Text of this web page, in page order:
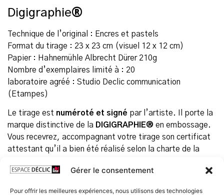
Gérer le consentement
Pour offrir les meilleures expériences, nous utilisons des technologies
Digigraphie®
Technique de l’original : Encres et pastels
Format du tirage : 23 x 23 cm (visuel 12 x 12 cm)
Papier : Hahnemühle Albrecht Dürer 210g
Nombre d’exemplaires limité à : 20
laboratoire agréé : Studio Declic communication
(Etampes)
Le tirage est numéroté et signé par l’artiste. Il porte la
marque distinctive de la DIGIGRAPHIE® en embossage.
Vous recevrez, accompagnant votre tirage son certificat
attestant qu’il a bien été réalisé selon la charte de la
19 en stock